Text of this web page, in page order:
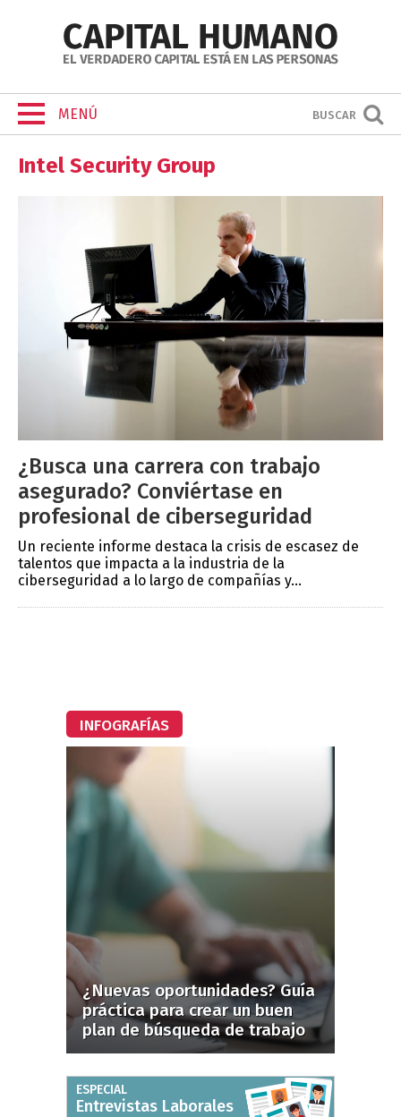
MENÚ BUSCAR
Intel Security Group
¿Busca una carrera con trabajo
asegurado? Conviértase en
profesional de ciberseguridad
Un reciente informe destaca la crisis de escasez de
talentos que impacta a la industria de la
ciberseguridad a lo largo de compañías y...
INFOGRAFÍAS
¿Nuevas oportunidades? Guía
práctica para crear un buen
plan de búsqueda de trabajo
ESPECIAL
Entrevistas Laborales